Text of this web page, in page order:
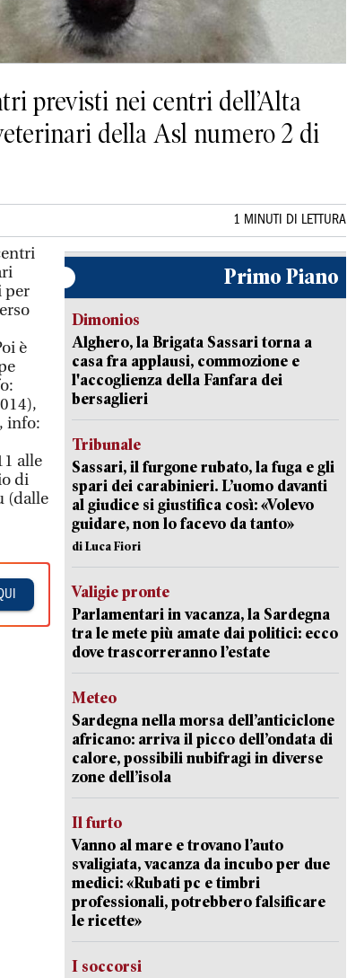
previsti nei centri dell’Alta
della Asl numero 2 di
1 MINUTI DI LETTURA
per
è
info:
alle
di
(dalle
Primo Piano
Dimonios
Alghero, la Brigata Sassari torna a
casa fra applausi, commozione e
l'accoglienza della Fanfara dei
bersaglieri
Tribunale
Sassari, il furgone rubato, la fuga e gli
spari dei carabinieri. L’uomo davanti
al giudice si giustifica così: «Volevo
guidare, non lo facevo da tanto»
di Luca Fiori
Valigie pronte
Parlamentari in vacanza, la Sardegna
tra le mete più amate dai politici: ecco
dove trascorreranno l’estate
Meteo
Sardegna nella morsa dell’anticiclone
africano: arriva il picco dell’ondata di
calore, possibili nubifragi in diverse
zone dell’isola
Il furto
Vanno al mare e trovano l’auto
svaligiata, vacanza da incubo per due
medici: «Rubati pc e timbri
professionali, potrebbero falsificare
le ricette»
I soccorsi